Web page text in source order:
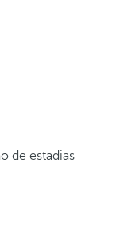
de estadias